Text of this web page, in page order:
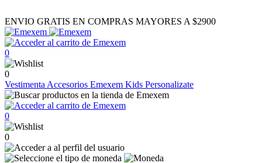
ENVIO GRATIS EN COMPRAS MAYORES A $2900
0
0
Vestimenta Accesorios Emexem Kids Personalizate
0
0